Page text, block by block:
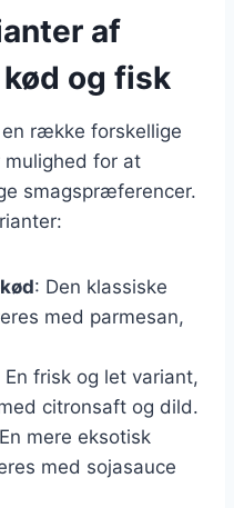
af
og fisk
række forskellige
mulighed for at
smagspræferencer.
: Den klassiske
med parmesan,
En frisk og let variant,
citronsaft og dild.
mere eksotisk
med sojasauce